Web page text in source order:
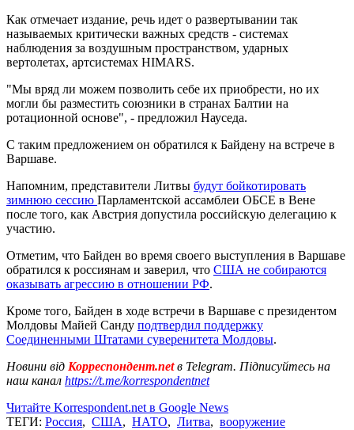
Как отмечает издание, речь идет о развертывании так
называемых критически важных средств - системах
наблюдения за воздушным пространством, ударных
вертолетах, артсистемах HIMARS.
"Мы вряд ли можем позволить себе их приобрести, но их
могли бы разместить союзники в странах Балтии на
ротационной основе", - предложил Науседа.
С таким предложением он обратился к Байдену на встрече в
Варшаве.
Напомним, представители Литвы будут бойкотировать
зимнюю сессию Парламентской ассамблеи ОБСЕ в Вене
после того, как Австрия допустила российскую делегацию к
участию.
Отметим, что Байден во время своего выступления в Варшаве
обратился к россиянам и заверил, что США не собираются
оказывать агрессию в отношении РФ.
Кроме того, Байден в ходе встречи в Варшаве с президентом
Молдовы Майей Санду подтвердил поддержку
Соединенными Штатами суверенитета Молдовы.
Новини від Корреспондент.netв Telegram. Підписуйтесь на
наш канал https://t.me/korrespondentnet
Читайте Korrespondent.net в Google News
ТЕГИ: Россия, США, НАТО, Литва, вооружение